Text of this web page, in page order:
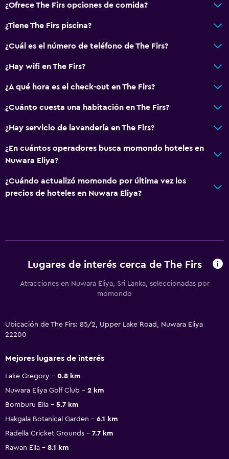
¿Ofrece The Firs opciones de comida?
¿Tiene The Firs piscina?
¿Cuál es el número de teléfono de The Firs?
¿Hay wifi en The Firs?
¿A qué hora es el check-out en The Firs?
¿Cuánto cuesta una habitación en The Firs?
¿Hay servicio de lavandería en The Firs?
¿En cuántos operadores busca momondo hoteles en
Nuwara Eliya?
¿Cuándo actualizó momondo por última vez los
precios de hoteles en Nuwara Eliya?
Lugares de interés cerca de The Firs
Atracciones en Nuwara Eliya, Sri Lanka, seleccionadas por
momondo
Ubicación de The Firs: 85/2, Upper Lake Road, Nuwara Eliya
22200
Mejores lugares de interés
Lake Gregory
0.8 km
Nuwara Eliya Golf Club
2 km
Bomburu Ella
5.7 km
Hakgala Botanical Garden
6.1 km
Radella Cricket Grounds
7.7 km
Rawan Ella
8.1 km